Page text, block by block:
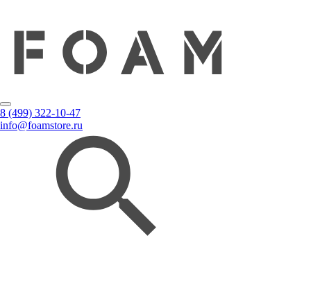
8 (499) 322-10-47
info@foamstore.ru